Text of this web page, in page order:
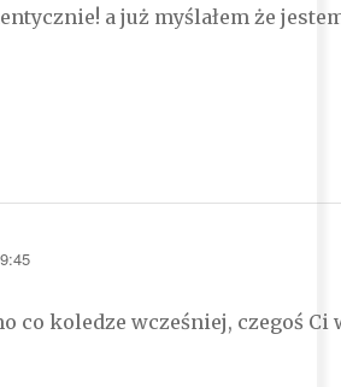
a już myślałem że
co koledze wcześniej, czegoś Ci